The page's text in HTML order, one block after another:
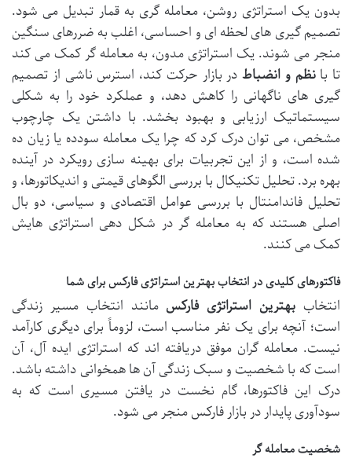
بدون یک استراتژی روشن، معامله گری به قمار تبدیل می شود.
تصمیم گیری های لحظه ای و احساسی، اغلب به ضررهای سنگین
منجر می شوند. یک استراتژی مدون، به معامله گر کمک می کند
تا بانظم و انضباط در بازار حرکت کند، استرس ناشی از تصمیم
گیری های ناگهانی را کاهش دهد، و عملکرد خود را به شکلی
سیستماتیک ارزیابی و بهبود بخشد. با داشتن یک چارچوب
مشخص، می توان درک کرد که چرا یک معامله سودده یا زیان ده
شده است، و از این تجربیات برای بهینه سازی رویکرد در آینده
بهره برد. تحلیل تکنیکال با بررسی الگوهای قیمتی و اندیکاتورها، و
تحلیل فاندامنتال با بررسی عوامل اقتصادی و سیاسی، دو بال
اصلی هستند که به معامله گر در شکل دهی استراتژی هایش
کمک می کنند.
فاکتورهای کلیدی در انتخاب بهترین استراتژی فارکس برای شما
انتخاب بهترین استراتژی فارکس مانند انتخاب مسیر زندگی
است؛ آنچه برای یک نفر مناسب است، لزوماً برای دیگری کارآمد
نیست. معامله گران موفق دریافته اند که استراتژی ایده آل، آن
است که با شخصیت و سبک زندگی آن ها همخوانی داشته باشد.
درک این فاکتورها، گام نخست در یافتن مسیری است که به
سودآوری پایدار در بازار فارکس منجر می شود.
شخصیت معامله گر